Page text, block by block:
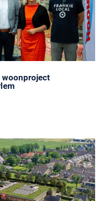
woonproject